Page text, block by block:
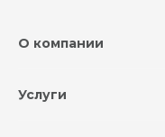
О компании
Услуги